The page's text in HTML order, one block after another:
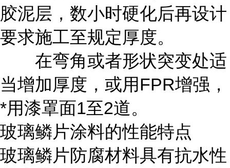
胶泥层，数小时硬化后再设计
要求施工至规定厚度。
在弯角或者形状突变处适
当增加厚度，或用FPR增强，
*用漆罩面1至2道。
玻璃鳞片涂料的性能特点
玻璃鳞片防腐材料具有抗水性